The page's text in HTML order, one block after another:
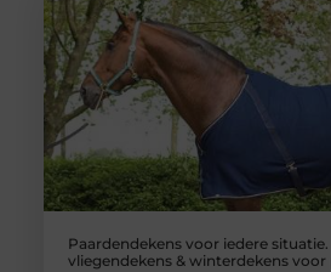
Paardendekens voor iedere
vliegendekens & winterdekens voor